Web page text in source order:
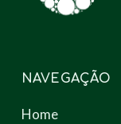
NAVEGAÇÃO
Home